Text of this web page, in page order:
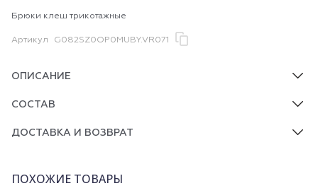
Брюки клеш трикотажные
Артикул G082SZ0OP0MUBY.VR071
ОПИСАНИЕ
СОСТАВ
ДОСТАВКА И ВОЗВРАТ
ПОХОЖИЕ ТОВАРЫ